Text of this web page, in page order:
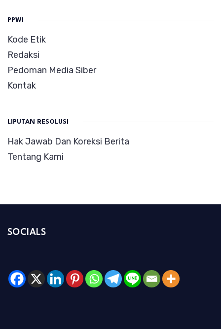
PPWI
Kode Etik
Redaksi
Pedoman Media Siber
Kontak
LIPUTAN RESOLUSI
Hak Jawab Dan Koreksi Berita
Tentang Kami
SOCIALS